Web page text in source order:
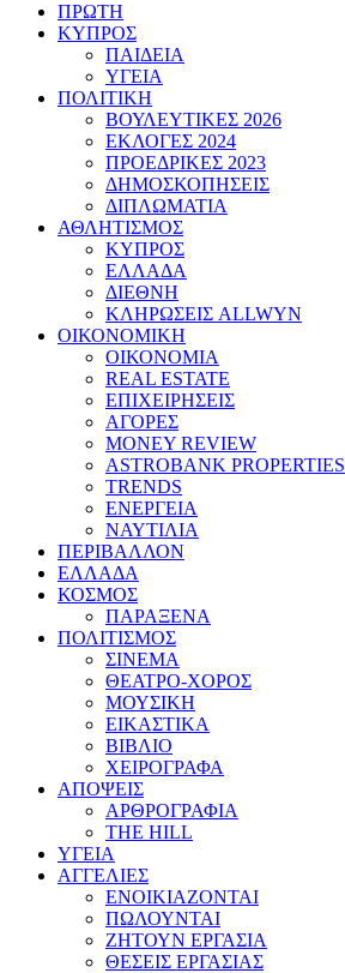
ΠΡΩΤΗ
ΚΥΠΡΟΣ
ΠΑΙΔΕΙΑ
ΥΓΕΙΑ
ΠΟΛΙΤΙΚΗ
ΒΟΥΛΕΥΤΙΚΕΣ 2026
ΕΚΛΟΓΕΣ 2024
ΠΡΟΕΔΡΙΚΕΣ 2023
ΔΗΜΟΣΚΟΠΗΣΕΙΣ
ΔΙΠΛΩΜΑΤΙΑ
ΑΘΛΗΤΙΣΜΟΣ
ΚΥΠΡΟΣ
ΕΛΛΑΔΑ
ΔΙΕΘΝΗ
ΚΛΗΡΩΣΕΙΣ ALLWYN
ΟΙΚΟΝΟΜΙΚΗ
ΟΙΚΟΝΟΜΙΑ
REAL ESTATE
ΕΠΙΧΕΙΡΗΣΕΙΣ
ΑΓΟΡΕΣ
MONEY REVIEW
ASTROBANK PROPERTIES
TRENDS
ΕΝΕΡΓΕΙΑ
ΝΑΥΤΙΛΙΑ
ΠΕΡΙΒΑΛΛΟΝ
ΕΛΛΑΔΑ
ΚΟΣΜΟΣ
ΠΑΡΑΞΕΝΑ
ΠΟΛΙΤΙΣΜΟΣ
ΣΙΝΕΜΑ
ΘΕΑΤΡΟ-ΧΟΡΟΣ
ΜΟΥΣΙΚΗ
ΕΙΚΑΣΤΙΚΑ
ΒΙΒΛΙΟ
ΧΕΙΡΟΓΡΑΦΑ
ΑΠΟΨΕΙΣ
ΑΡΘΡΟΓΡΑΦΙΑ
THE HILL
ΥΓΕΙΑ
ΑΓΓΕΛΙΕΣ
ΕΝΟΙΚΙΑΖΟΝΤΑΙ
ΠΩΛΟΥΝΤΑΙ
ΖΗΤΟΥΝ ΕΡΓΑΣΙΑ
ΘΕΣΕΙΣ ΕΡΓΑΣΙΑΣ